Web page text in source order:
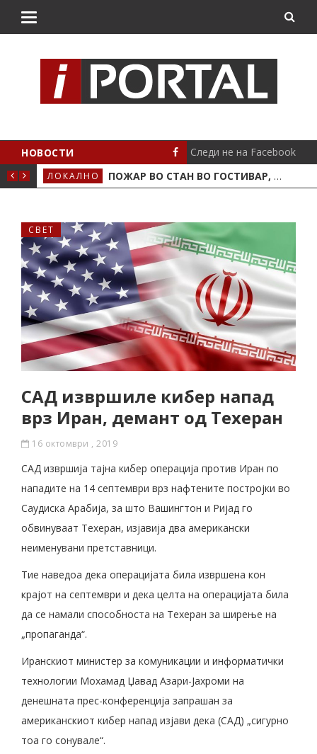
НОВОСТИ
ПАЛАНКА
ЛОКАЛНО ПОЖАР ВО СТАН ВО ГОСТИВАР, ДВАЈЦА ПОЛИЦАЈЦИ И ДОМАЌИНОТ ВО БОЛНИЦА
Следи не на Facebook
СВЕТ
САД извршиле кибер напад
врз Иран, демант од Техеран
16 октомври , 2019
САД извршија тајна кибер операција против Иран по
нападите на 14 септември врз нафтените постројки во
Саудиска Арабија, за што Вашингтон и Ријад го
обвинуваат Техеран, изјавија два американски
неименувани претставници.
Тие наведоа дека операцијата била извршена кон
крајот на септември и дека целта на операцијата била
да се намали способноста на Техеран за ширење на
„пропаганда“.
Иранскиот министер за комуникации и информатички
технологии Мохамад Џавад Азари-Јахроми на
денешната прес-конференција запрашан за
американскиот кибер напад изјави дека (САД) „сигурно
тоа го сонувале“.